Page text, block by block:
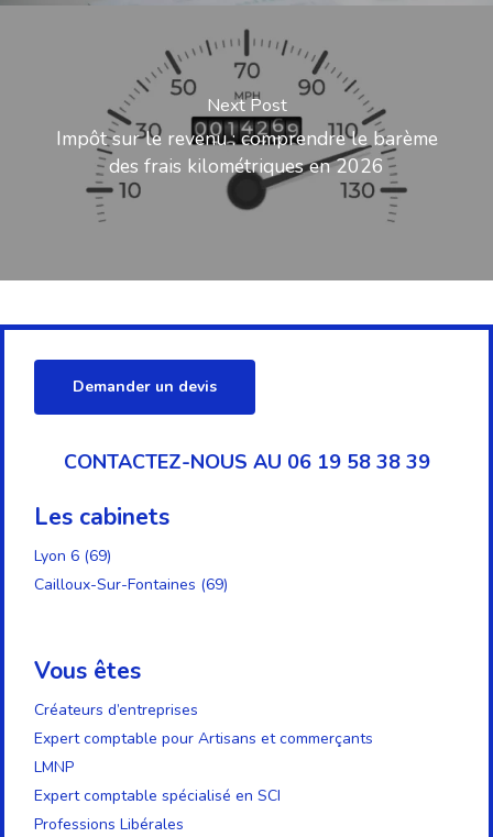
Next Post
Impôt sur le revenu : comprendre le barème
des frais kilométriques en 2026
Demander un devis
CONTACTEZ-NOUS AU 06 19 58 38 39
Les cabinets
Lyon 6 (69)
Cailloux-Sur-Fontaines (69)
Vous êtes
Créateurs d’entreprises
Expert comptable pour Artisans et commerçants
LMNP
Expert comptable spécialisé en SCI
Professions Libérales